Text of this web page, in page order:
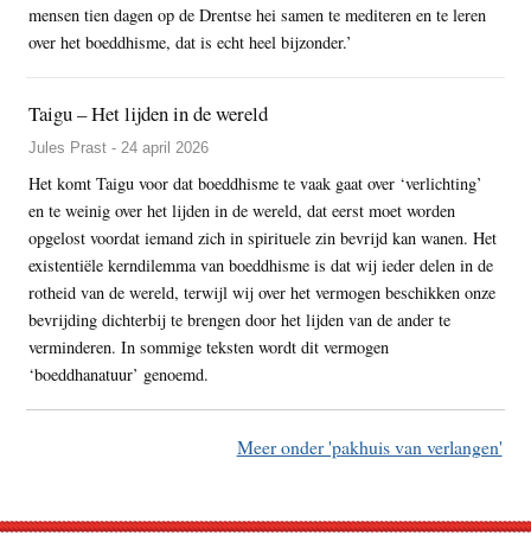
mensen tien dagen op de Drentse hei samen te mediteren en te leren
over het boeddhisme, dat is echt heel bijzonder.’
Taigu – Het lijden in de wereld
Jules Prast - 24 april 2026
Het komt Taigu voor dat boeddhisme te vaak gaat over ‘verlichting’
en te weinig over het lijden in de wereld, dat eerst moet worden
opgelost voordat iemand zich in spirituele zin bevrijd kan wanen. Het
existentiële kerndilemma van boeddhisme is dat wij ieder delen in de
rotheid van de wereld, terwijl wij over het vermogen beschikken onze
bevrijding dichterbij te brengen door het lijden van de ander te
verminderen. In sommige teksten wordt dit vermogen
‘boeddhanatuur’ genoemd.
Meer onder 'pakhuis van verlangen'